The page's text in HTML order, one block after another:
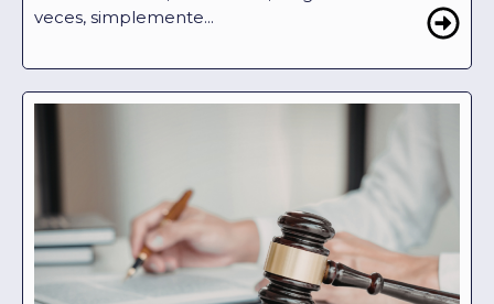
veces, simplemente...